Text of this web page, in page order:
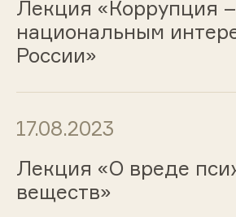
Лекция «Коррупция –
национальным
России»
17.08.2023
Лекция «О вреде
веществ»